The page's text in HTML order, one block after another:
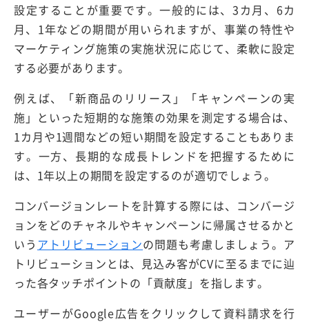
設定することが重要です。一般的には、3カ月、6カ
月、1年などの期間が用いられますが、事業の特性や
マーケティング施策の実施状況に応じて、柔軟に設定
する必要があります。
例えば、「新商品のリリース」「キャンペーンの実
施」といった短期的な施策の効果を測定する場合は、
1カ月や1週間などの短い期間を設定することもありま
す。一方、長期的な成長トレンドを把握するために
は、1年以上の期間を設定するのが適切でしょう。
コンバージョンレートを計算する際には、コンバージ
ョンをどのチャネルやキャンペーンに帰属させるかと
いう アトリビューションの問題も考慮しましょう。ア
トリビューションとは、見込み客がCVに至るまでに辿
った各タッチポイントの「貢献度」を指します。
ユーザーがGoogle広告をクリックして資料請求を行